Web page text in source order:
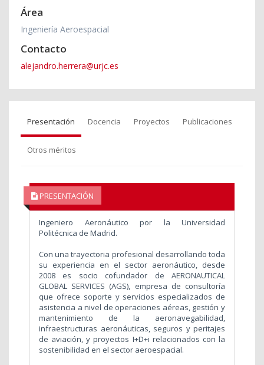
Área
Ingeniería Aeroespacial
Contacto
alejandro.herrera@urjc.es
Presentación Docencia Proyectos Publicaciones
Otros méritos
PRESENTACIÓN
Ingeniero Aeronáutico por la Universidad
Politécnica de Madrid.
Con una trayectoria profesional desarrollando toda
su experiencia en el sector aeronáutico, desde
2008 es socio cofundador de AERONAUTICAL
GLOBAL SERVICES (AGS), empresa de consultoría
que ofrece soporte y servicios especializados de
asistencia a nivel de operaciones aéreas, gestión y
mantenimiento de la aeronavegabilidad,
infraestructuras aeronáuticas, seguros y peritajes
de aviación, y proyectos I+D+i relacionados con la
sostenibilidad en el sector aeroespacial.